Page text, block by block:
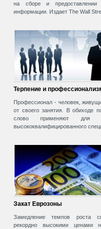
на сборе и предоставлении
информации. Издает The Wall
Терпение и
Профессионал - человек,
от своего занятия. В обиходе
слово применяют для
высококвалифицированного
Закат Еврозоны
Замедление темпов роста
рекордно высокими ценами